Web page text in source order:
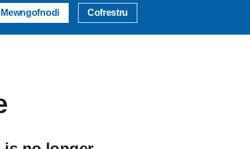
Mewngofnodi Cofrestru